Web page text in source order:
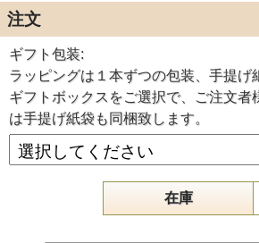
このラベルに見覚えある方も多いかと
ルーマニア「ラ・サパタ」から、オレ
ス！
土着品種フェテアスカ・レガーラを醸
ジワイン。
アプリコットやタルトタタンをイメー
もアロマティック！
キレイな旨味にバランスの取れた酸、
有のビター感。
レモンティーのように沁み沁みと繊細
注文
ギフト包装:
ラッピングは１本ずつの包装、手提げ
ギフトボックスをご選択で、ご注文者
は手提げ紙袋も同梱致します。
在庫